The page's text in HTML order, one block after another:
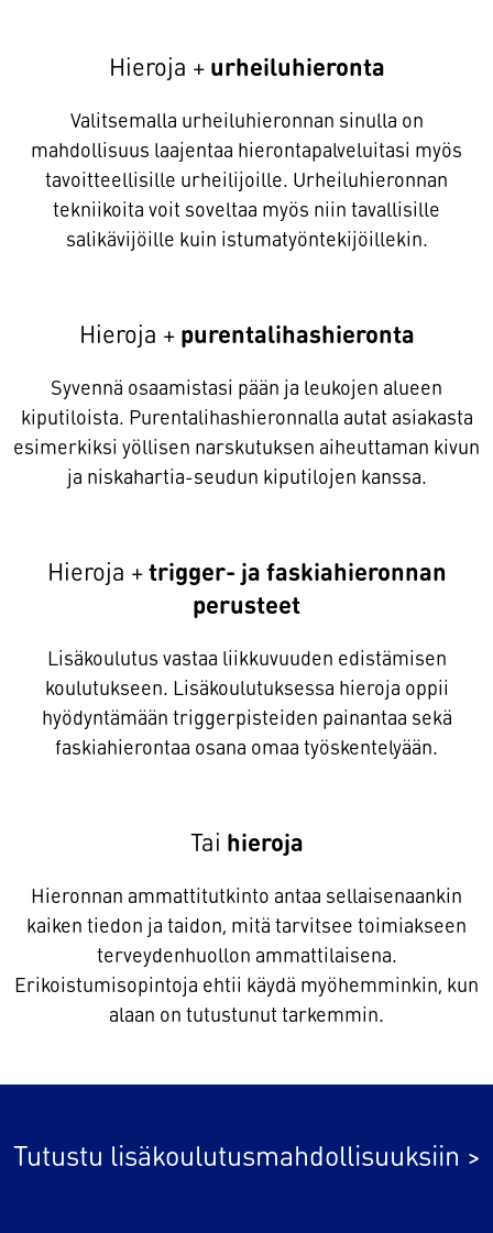
Hieroja + urheiluhieronta
Valitsemalla urheiluhieronnan sinulla on
mahdollisuus laajentaa hierontapalveluitasi myös
tavoitteellisille urheilijoille. Urheiluhieronnan
tekniikoita voit soveltaa myös niin tavallisille
salikävijöille kuin istumatyöntekijöillekin.
Hieroja + purentalihashieronta
Syvennä osaamistasi pään ja leukojen alueen
kiputiloista. Purentalihashieronnalla autat asiakasta
esimerkiksi yöllisen narskutuksen aiheuttaman kivun
ja niskahartia-seudun kiputilojen kanssa.
Hieroja + trigger- ja faskiahieronnan
perusteet
Lisäkoulutus vastaa liikkuvuuden edistämisen
koulutukseen. Lisäkoulutuksessa hieroja oppii
hyödyntämään triggerpisteiden painantaa sekä
faskiahierontaa osana omaa työskentelyään.
Tai hieroja
Hieronnan ammattitutkinto antaa sellaisenaankin
kaiken tiedon ja taidon, mitä tarvitsee toimiakseen
terveydenhuollon ammattilaisena.
Erikoistumisopintoja ehtii käydä myöhemminkin, kun
alaan on tutustunut tarkemmin.
Tutustu lisäkoulutusmahdollisuuksiin >